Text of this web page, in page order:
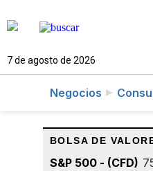
7 de agosto de 2026
Negocios
BOLSA DE
S&P 500 - (CFD)